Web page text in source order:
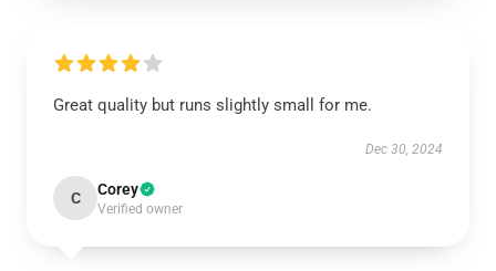
Great quality but runs slightly small for me.
Dec 30, 2024
C Corey
Verified owner